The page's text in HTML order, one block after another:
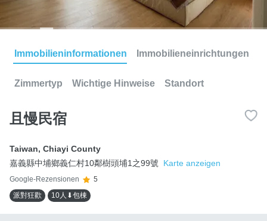
Immobilieninformationen Immobilieneinrichtungen
Zimmertyp Wichtige Hinweise Standort
且慢民宿
Taiwan, Chiayi County
嘉義縣中埔鄉義仁村10鄰樹頭埔1之99號
Karte anzeigen
Google-Rezensionen
5
派對狂歡
10人⬇包棟